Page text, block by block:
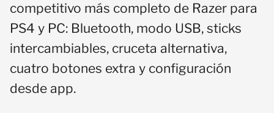
competitivo más completo de Razer para
PS4 y PC: Bluetooth, modo USB, sticks
intercambiables, cruceta alternativa,
cuatro botones extra y configuración
desde app.